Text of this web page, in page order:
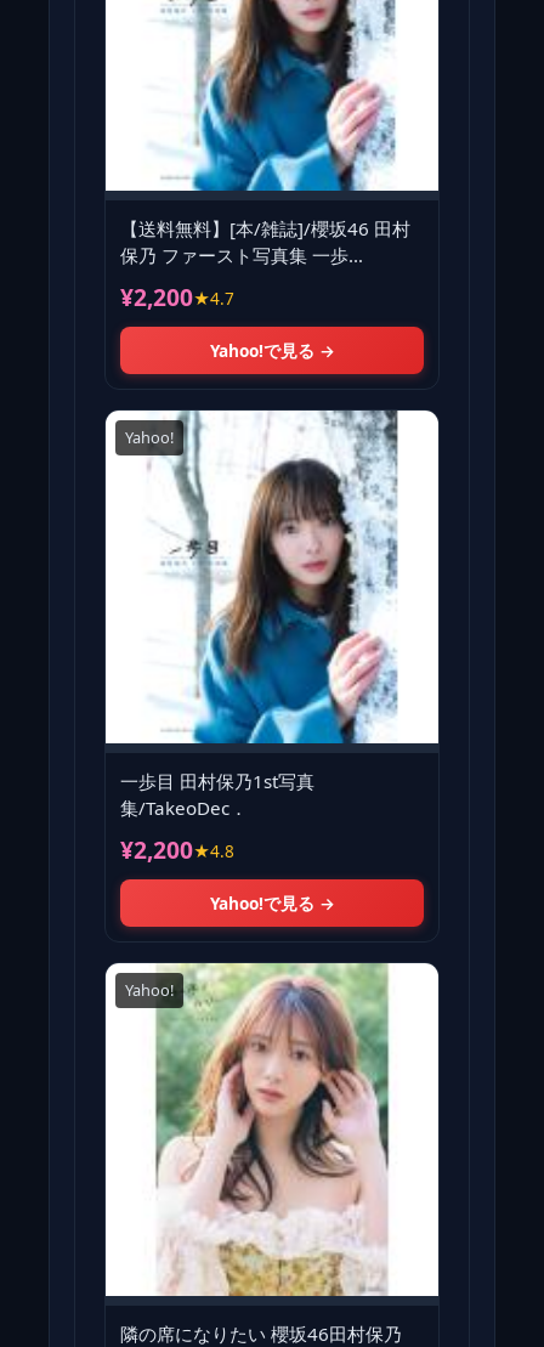
【送料無料】[本/雑誌]/櫻坂46 田村
保乃 ファースト写真集 一歩
¥2,200★4.7
Yahoo!で見る →
Yahoo!
一歩目 田村保乃1st写真
集/TakeoDec．
¥2,200★4.8
Yahoo!で見る →
Yahoo!
隣の席になりたい 櫻坂46田村保乃